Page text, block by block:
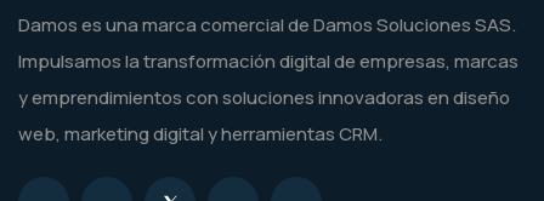
Damos es una marca comercial de Damos Soluciones SAS.
Impulsamos la transformación digital de empresas, marcas
y emprendimientos con soluciones innovadoras en diseño
web, marketing digital y herramientas CRM.